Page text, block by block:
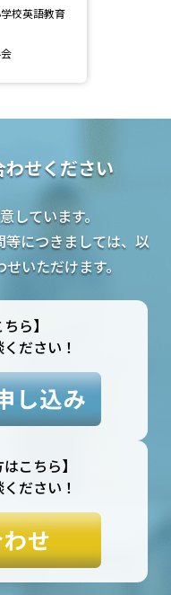
校英語教育
せください
しています。
につきましては、以
いただけます。
ら】
ださい！
こちら】
ださい！